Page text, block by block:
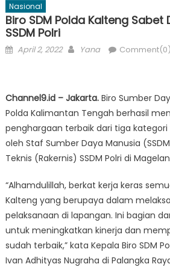
Nasional
Biro SDM Polda Kalteng
SSDM Polri
Posted
April 2, 2022 Author
Yana Comment(0)
Channel9.id – Jakarta. Biro Sumber
Polda Kalimantan Tengah berhasil
penghargaan terbaik dari tiga kategori
oleh Staf Sumber Daya Manusia
Teknis (Rakernis) SSDM Polri di
“Alhamdulillah, berkat kerja keras
Kalteng yang berupaya dalam
pelaksanaan di lapangan. Ini bagian
untuk meningkatkan kinerja dan
sudah terbaik,” kata Kepala Biro SDM
Ivan Adhityas Nugraha di Palangka